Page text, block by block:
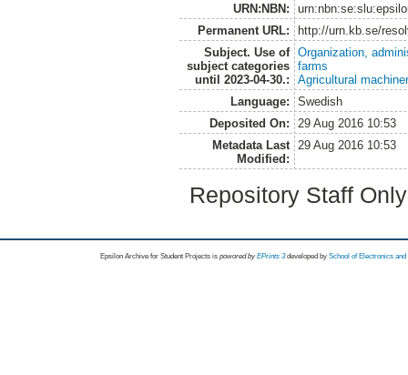
URN:NBN:
Permanent URL:
http://urn.kb.se/
Subject. Use of
subject categories
until 2023-04-30.:
Organization,
farms
Agricultural
Language:
Swedish
Deposited On:
29 Aug 2016 10:53
Metadata Last
Modified:
29 Aug 2016 10:53
Repository Staff
Epsilon Archive for Student Projects is powored byEPrints 3 developed by School of Electronics